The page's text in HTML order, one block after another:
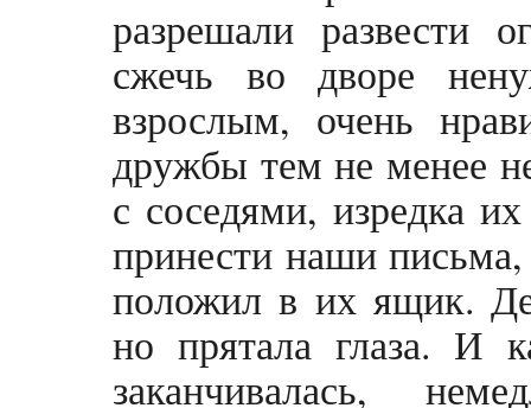
разрешали развести
сжечь во дворе
взрослым, очень
дружбы тем не менее
с соседями, изредка
принести наши
положил в их ящик.
но прятала глаза. И
заканчивалась,